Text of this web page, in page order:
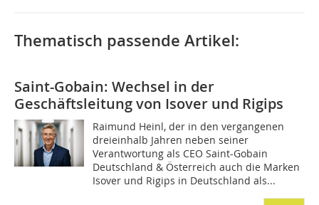
Thematisch passende Artikel:
Saint-Gobain: Wechsel in der
Geschäftsleitung von Isover und Rigips
Raimund Heinl, der in den vergangenen
dreieinhalb Jahren neben seiner
Verantwortung als CEO Saint-Gobain
Deutschland & Österreich auch die Marken
Isover und Rigips in Deutschland als...